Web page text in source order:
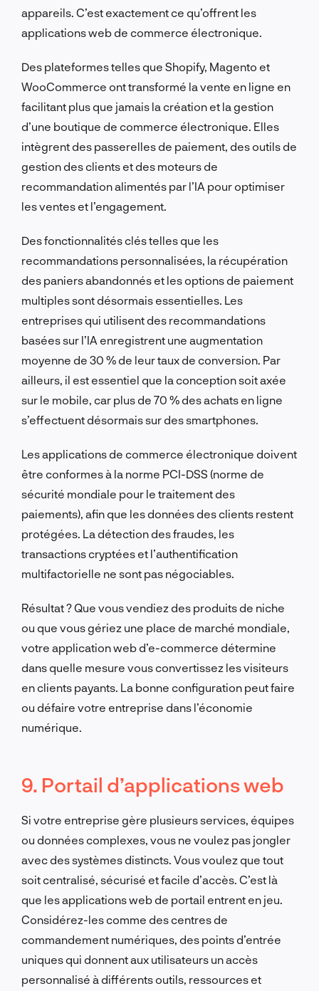
appareils. C’est exactement ce qu’offrent les
applications web de commerce électronique.
Des plateformes telles que Shopify, Magento et
WooCommerce ont transformé la vente en ligne en
facilitant plus que jamais la création et la gestion
d’une boutique de commerce électronique. Elles
intègrent des passerelles de paiement, des outils de
gestion des clients et des moteurs de
recommandation alimentés par l’IA pour optimiser
les ventes et l’engagement.
Des fonctionnalités clés telles que les
recommandations personnalisées, la récupération
des paniers abandonnés et les options de paiement
multiples sont désormais essentielles. Les
entreprises qui utilisent des recommandations
basées sur l’IA enregistrent une augmentation
moyenne de 30 % de leur taux de conversion. Par
ailleurs, il est essentiel que la conception soit axée
sur le mobile, car plus de 70 % des achats en ligne
s’effectuent désormais sur des smartphones.
Les applications de commerce électronique doivent
être conformes à la norme PCI-DSS (norme de
sécurité mondiale pour le traitement des
paiements), afin que les données des clients restent
protégées. La détection des fraudes, les
transactions cryptées et l’authentification
multifactorielle ne sont pas négociables.
Résultat ? Que vous vendiez des produits de niche
ou que vous gériez une place de marché mondiale,
votre application web d’e-commerce détermine
dans quelle mesure vous convertissez les visiteurs
en clients payants. La bonne configuration peut faire
ou défaire votre entreprise dans l’économie
numérique.
9. Portail d’applications web
Si votre entreprise gère plusieurs services, équipes
ou données complexes, vous ne voulez pas jongler
avec des systèmes distincts. Vous voulez que tout
soit centralisé, sécurisé et facile d’accès. C’est là
que les applications web de portail entrent en jeu.
Considérez-les comme des centres de
commandement numériques, des points d’entrée
uniques qui donnent aux utilisateurs un accès
personnalisé à différents outils, ressources et